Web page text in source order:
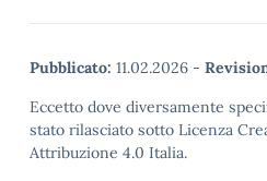
Pubblicato: 11.02.2026 -
Eccetto dove diversamente
stato rilasciato sotto Licenza
Attribuzione 4.0 Italia.